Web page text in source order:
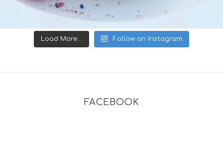
Load More... Follow on Instagram
FACEBOOK